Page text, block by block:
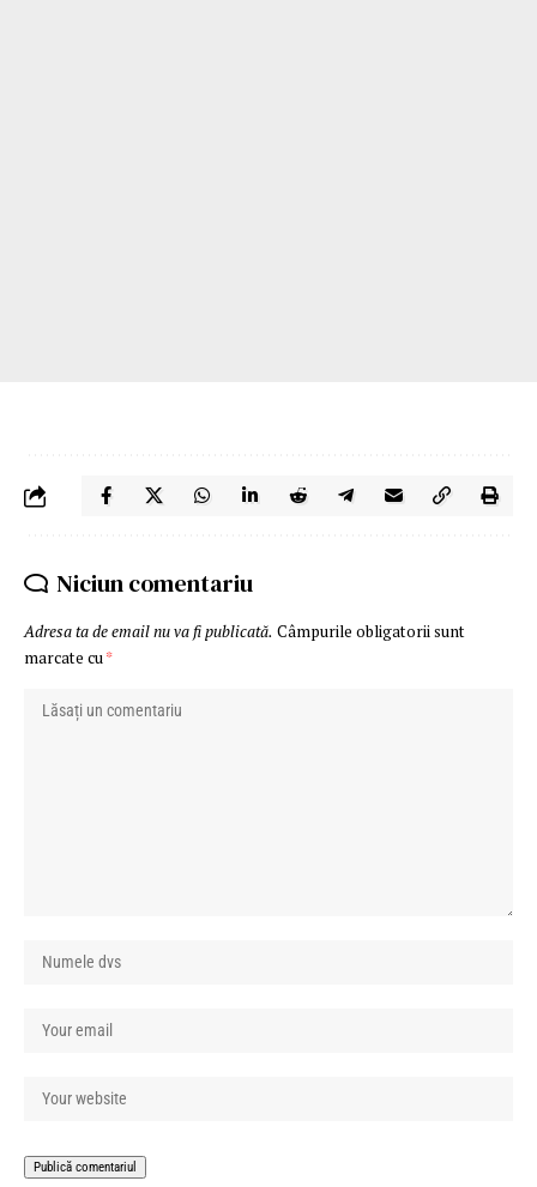
Niciun comentariu
Adresa ta de email nu va fi publicată. Câmpurile obligatorii sunt
marcate cu *